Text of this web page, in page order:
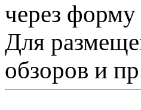
через
Для
обзоров и